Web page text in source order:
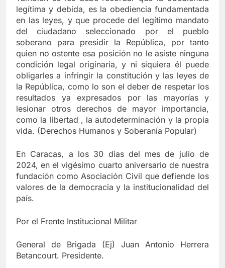
legítima y debida, es la obediencia fundamentada
en las leyes, y que procede del legítimo mandato
del ciudadano seleccionado por el pueblo
soberano para presidir la República, por tanto
quien no ostente esa posición no le asiste ninguna
condición legal originaria, y ni siquiera él puede
obligarles a infringir la constitución y las leyes de
la República, como lo son el deber de respetar los
resultados ya expresados por las mayorías y
lesionar otros derechos de mayor importancia,
como la libertad , la autodeterminación y la propia
vida. (Derechos Humanos y Soberanía Popular)
En Caracas, a los 30 días del mes de julio de
2024, en el vigésimo cuarto aniversario de nuestra
fundación como Asociación Civil que defiende los
valores de la democracia y la institucionalidad del
país.
Por el Frente Institucional Militar
General de Brigada (Ej) Juan Antonio Herrera
Betancourt. Presidente.